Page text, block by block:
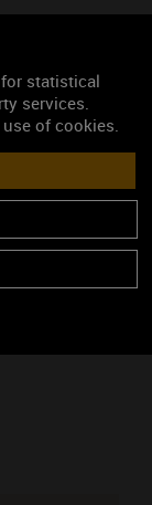
statistical
services.
of cookies.